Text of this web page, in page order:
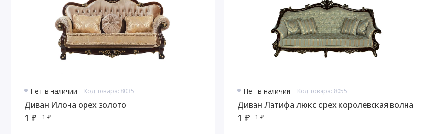
Нет в наличии Код товара: 8035
Диван Илона орех золото
1 ₽ 1 ₽
Нет в наличии Код товара: 8055
Диван Латифа люкс орех королевская волна
1 ₽ 1 ₽